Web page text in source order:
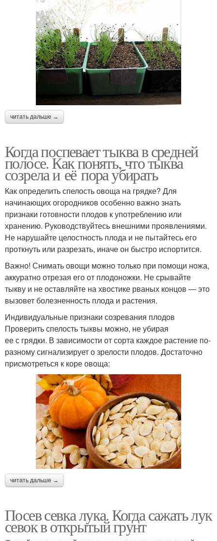
читать дальше →
Когда поспевает тыква в средней
полосе. Как понять, что тыква
созрела и её пора убирать
Как определить спелость овоща на грядке? Для
начинающих огородников особенно важно знать
признаки готовности плодов к употреблению или
хранению. Руководствуйтесь внешними проявлениями.
Не нарушайте целостность плода и не пытайтесь его
проткнуть или разрезать, иначе он быстро испортится.
Важно! Снимать овощи можно только при помощи ножа,
аккуратно отрезая его от плодоножки. Не срывайте
тыкву и не оставляйте на хвостике рваных концов — это
вызовет болезненность плода и растения.
Индивидуальные признаки созревания плодов
Проверить спелость тыквы можно, не убирая
ее с грядки. В зависимости от сорта каждое растение по-
разному сигнализирует о зрелости плодов. Достаточно
присмотреться к коре овоща:
читать дальше →
Посев севка лука. Когда сажать лук
севок в открытый грунт